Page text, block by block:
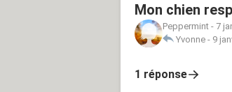
Mon chien
Peppermint - 7
Yvonne - 9
1 réponse